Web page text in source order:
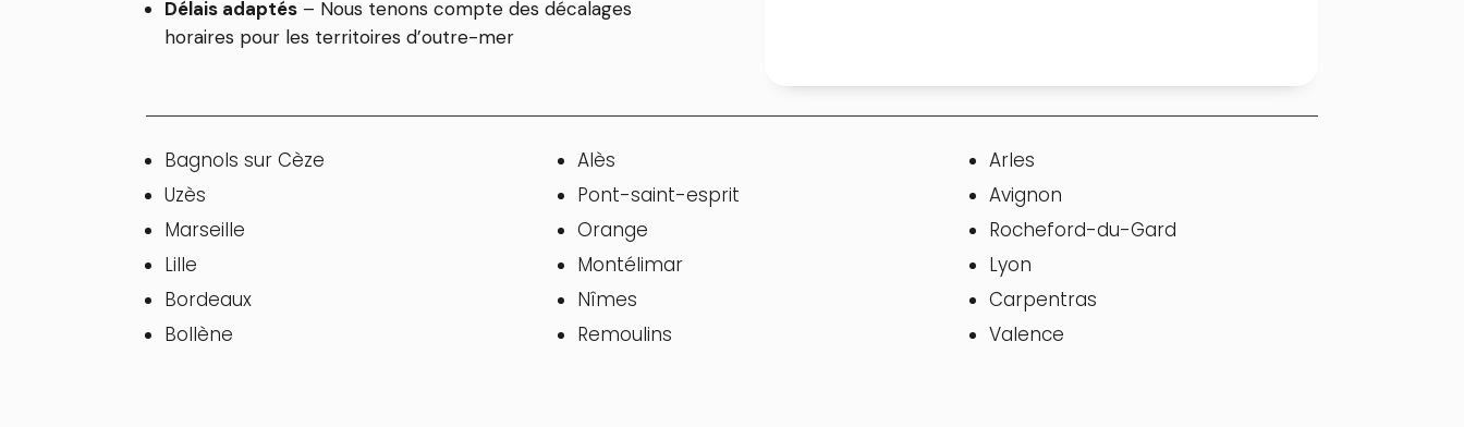
Délais adaptés – Nous tenons compte des décalages
horaires pour les territoires d’outre-mer
Bagnols sur Cèze
Uzès
Marseille
Lille
Bordeaux
Bollène
Alès
Pont-saint-esprit
Orange
Montélimar
Nîmes
Remoulins
Arles
Avignon
Rocheford-du-Gard
Lyon
Carpentras
Valence